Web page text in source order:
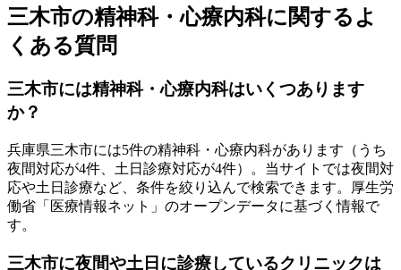
三木市の精神科・心療内科に関するよ
くある質問
三木市には精神科・心療内科はいくつあります
か？
兵庫県三木市には5件の精神科・心療内科があります （うち
夜間対応が4件、土日診療対応が4件）
。当サイトでは夜間対
応や土日診療など、条件を絞り込んで検索できます。厚生労
働省「医療情報ネット」のオープンデータに基づく情報で
す。
三木市に夜間や土日に診療しているクリニックは